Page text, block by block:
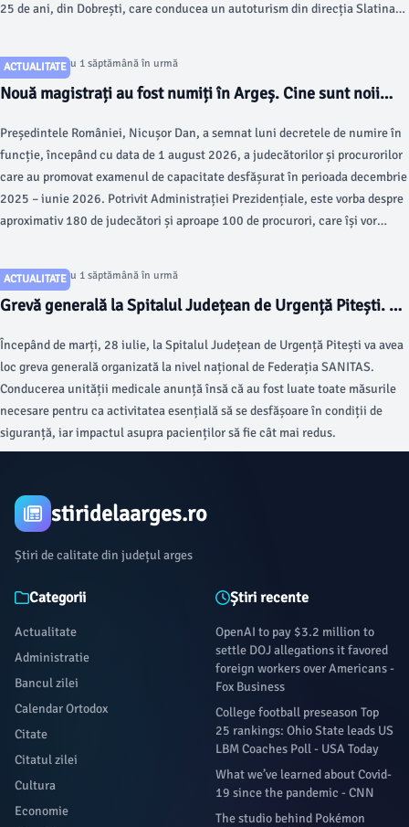
25 de ani, din Dobrești, care conducea un autoturism din direcția Slatina
intrat într-un șanț betonat și în coliziune cu un cap de pod.
ACTUALITATE
Articol postat cu 1 săptămână în urmă
Nouă magistrați au fost numiți în Argeș. Cine sunt noii
Președintele României, Nicușor Dan, a semnat luni decretele de numire în
funcție, începând cu data de 1 august 2026, a judecătorilor și procurorilor
care au promovat examenul de capacitate desfășurat în perioada decembrie
2025 – iunie 2026. Potrivit Administrației Prezidențiale, este vorba despre
aproximativ 180 de judecători și aproape 100 de procurori, care își vor
ACTUALITATE
Articol postat cu 1 săptămână în urmă
Grevă generală la Spitalul Județean de Urgență Pitești. Ce
Începând de marți, 28 iulie, la Spitalul Județean de Urgență Pitești va avea
loc greva generală organizată la nivel național de Federația SANITAS.
Conducerea unității medicale anunță însă că au fost luate toate măsurile
necesare pentru ca activitatea esențială să se desfășoare în condiții de
siguranță, iar impactul asupra pacienților să fie cât mai redus.
stiridelaarges.ro
Știri de calitate din județul arges
Categorii
Actualitate
Administratie
Bancul zilei
Calendar Ortodox
Citate
Citatul zilei
Cultura
Economie
Știri recente
OpenAI to pay $3.2 million to
settle DOJ allegations it favored
foreign workers over Americans -
Fox Business
College football preseason Top
25 rankings: Ohio State leads US
LBM Coaches Poll - USA Today
What we’ve learned about Covid-
19 since the pandemic - CNN
The studio behind Pokémon